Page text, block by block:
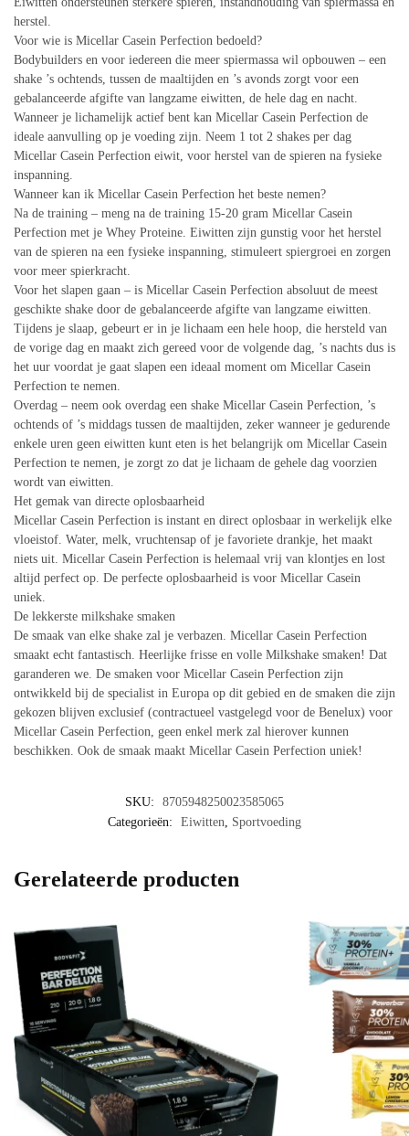
herstel.
Voor wie is Micellar Casein Perfection bedoeld?
Bodybuilders en voor iedereen die meer spiermassa wil opbouwen – een
shake ’s ochtends, tussen de maaltijden en ’s avonds zorgt voor een
gebalanceerde afgifte van langzame eiwitten, de hele dag en nacht.
Wanneer je lichamelijk actief bent kan Micellar Casein Perfection de
ideale aanvulling op je voeding zijn. Neem 1 tot 2 shakes per dag
Micellar Casein Perfection eiwit, voor herstel van de spieren na fysieke
inspanning.
Wanneer kan ik Micellar Casein Perfection het beste nemen?
Na de training – meng na de training 15-20 gram Micellar Casein
Perfection met je Whey Proteine. Eiwitten zijn gunstig voor het herstel
van de spieren na een fysieke inspanning, stimuleert spiergroei en zorgen
voor meer spierkracht.
Voor het slapen gaan – is Micellar Casein Perfection absoluut de meest
geschikte shake door de gebalanceerde afgifte van langzame eiwitten.
Tijdens je slaap, gebeurt er in je lichaam een hele hoop, die hersteld van
de vorige dag en maakt zich gereed voor de volgende dag, ’s nachts dus is
het uur voordat je gaat slapen een ideaal moment om Micellar Casein
Perfection te nemen.
Overdag – neem ook overdag een shake Micellar Casein Perfection, ’s
ochtends of ’s middags tussen de maaltijden, zeker wanneer je gedurende
enkele uren geen eiwitten kunt eten is het belangrijk om Micellar Casein
Perfection te nemen, je zorgt zo dat je lichaam de gehele dag voorzien
wordt van eiwitten.
Het gemak van directe oplosbaarheid
Micellar Casein Perfection is instant en direct oplosbaar in werkelijk elke
vloeistof. Water, melk, vruchtensap of je favoriete drankje, het maakt
niets uit. Micellar Casein Perfection is helemaal vrij van klontjes en lost
altijd perfect op. De perfecte oplosbaarheid is voor Micellar Casein
uniek.
De lekkerste milkshake smaken
De smaak van elke shake zal je verbazen. Micellar Casein Perfection
smaakt echt fantastisch. Heerlijke frisse en volle Milkshake smaken! Dat
garanderen we. De smaken voor Micellar Casein Perfection zijn
ontwikkeld bij de specialist in Europa op dit gebied en de smaken die zijn
gekozen blijven exclusief (contractueel vastgelegd voor de Benelux) voor
Micellar Casein Perfection, geen enkel merk zal hierover kunnen
beschikken. Ook de smaak maakt Micellar Casein Perfection uniek!
SKU:
8705948250023585065
Categorieën:
Eiwitten, Sportvoeding
Gerelateerde producten